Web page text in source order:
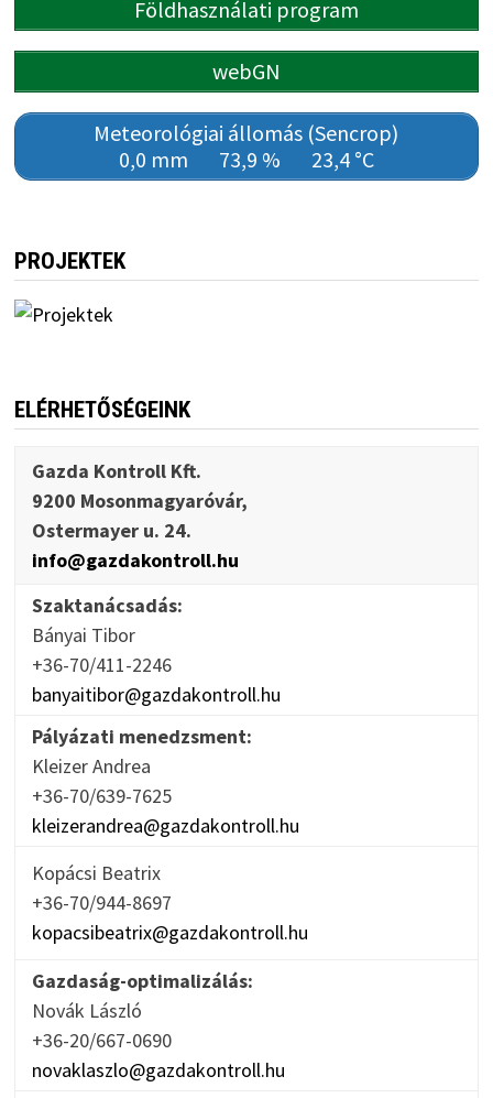
Földhasználati program
webGN
Meteorológiai állomás (Sencrop)
0,0 mm
73,9 % 23,4 °C
PROJEKTEK
ELÉRHETŐSÉGEINK
Gazda Kontroll Kft.
9200 Mosonmagyaróvár,
Ostermayer u. 24.
info@gazdakontroll.hu
Szaktanácsadás:
Bányai Tibor
+36-70/411-2246
banyaitibor@gazdakontroll.hu
Pályázati menedzsment:
Kleizer Andrea
+36-70/639-7625
kleizerandrea@gazdakontroll.hu
Kopácsi Beatrix
+36-70/944-8697
kopacsibeatrix@gazdakontroll.hu
Gazdaság-optimalizálás:
Novák László
+36-20/667-0690
novaklaszlo@gazdakontroll.hu